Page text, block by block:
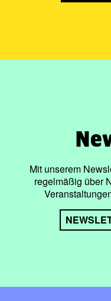
Mit unserem
regelmäßig über